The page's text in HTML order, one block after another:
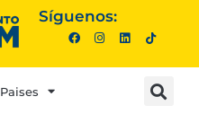
Síguenos:
Paises